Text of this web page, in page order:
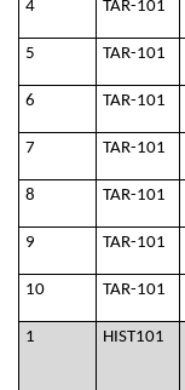
4 TAR-101
5 TAR-101
6 TAR-101
7 TAR-101
8 TAR-101
9 TAR-101
10 TAR-101
1 HIST101